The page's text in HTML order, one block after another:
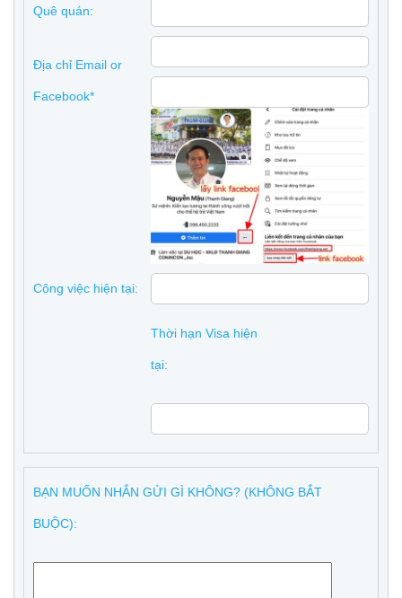
Quê quán:
Địa chỉ Email or
Facebook*
Công việc hiện tại:
Thời hạn Visa hiện
tại:
BẠN MUỐN NHẮN GỬI GÌ KHÔNG? (KHÔNG BẮT
BUỘC):